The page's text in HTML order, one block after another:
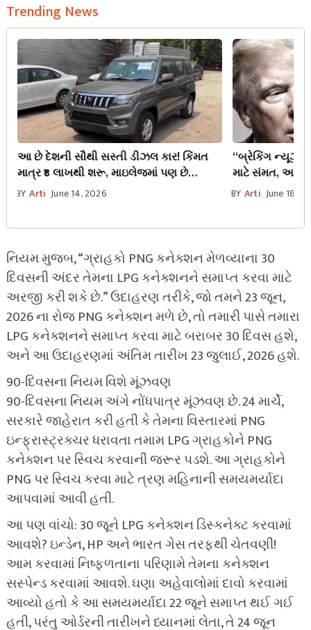
Trending News
આ છે દેશની સૌથી સસ્તી ડીઝલ કાર! કિંમત
માત્ર ₹8 લાખથી શરૂ, માઇલેજમાં પણ છે
નંબર-1
BY Arti June 14, 2026
“બ્રેકિંગ ન્યૂઝ:
માટે સંમત,
દસ્તાવેજ જાહેર”
BY Arti June 18,
નિયમ મુજબ, “ગ્રાહકો PNG કનેક્શન મેળવ્યાના 30
દિવસની અંદર તેમના LPG કનેક્શનને સમાપ્ત કરવા માટે
અરજી કરી શકે છે.” ઉદાહરણ તરીકે, જો તમને 23 જૂન,
2026 ના રોજ PNG કનેક્શન મળે છે, તો તમારી પાસે તમારા
LPG કનેક્શનને સમાપ્ત કરવા માટે બરાબર 30 દિવસ હશે,
અને આ ઉદાહરણમાં અંતિમ તારીખ 23 જુલાઈ, 2026 હશે.
90-દિવસના નિયમ વિશે મૂંઝવણ
90-દિવસના નિયમ અંગે નોંધપાત્ર મૂંઝવણ છે. 24 માર્ચે,
સરકારે જાહેરાત કરી હતી કે તેમના વિસ્તારમાં PNG
ઇન્ફ્રાસ્ટ્રક્ચર ધરાવતા તમામ LPG ગ્રાહકોને PNG
કનેક્શન પર સ્વિચ કરવાની જરૂર પડશે. આ ગ્રાહકોને
PNG પર સ્વિચ કરવા માટે ત્રણ મહિનાની સમયમર્યાદા
આપવામાં આવી હતી.
આ પણ વાંચો: 30 જૂને LPG કનેક્શન ડિસ્કનેક્ટ કરવામાં
આવશે? ઇન્ડેન, HP અને ભારત ગેસ તરફથી ચેતવણી!
આમ કરવામાં નિષ્ફળતાના પરિણામે તેમના કનેક્શન
સસ્પેન્ડ કરવામાં આવશે. ઘણા અહેવાલોમાં દાવો કરવામાં
આવ્યો હતો કે આ સમયમર્યાદા 22 જૂને સમાપ્ત થઈ ગઈ
હતી, પરંતુ ઓર્ડરની તારીખને ધ્યાનમાં લેતા, તે 24 જૂન